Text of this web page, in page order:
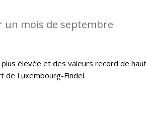
un mois de septembre
élevée et des valeurs record de
de Luxembourg-Findel.